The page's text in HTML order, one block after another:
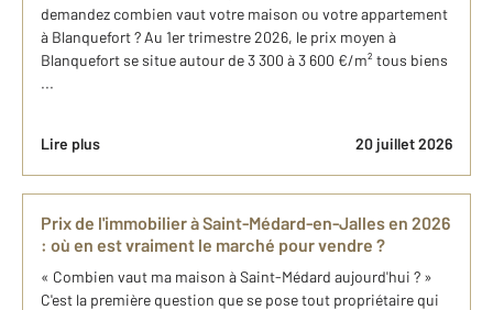
demandez combien vaut votre maison ou votre appartement
à Blanquefort ? Au 1er trimestre 2026, le prix moyen à
Blanquefort se situe autour de 3 300 à 3 600 €/m² tous biens
...
Lire plus 20 juillet 2026
Prix de l'immobilier à Saint-Médard-en-Jalles en 2026
: où en est vraiment le marché pour vendre ?
« Combien vaut ma maison à Saint-Médard aujourd'hui ? »
C'est la première question que se pose tout propriétaire qui